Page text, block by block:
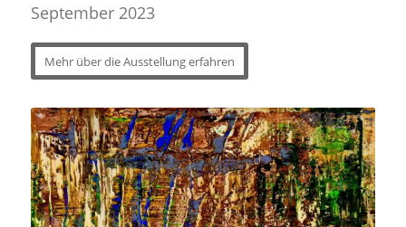
September 2023
Mehr über die Ausstellung erfahren